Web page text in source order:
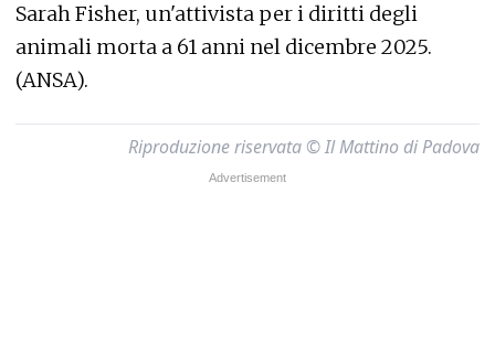
Sarah Fisher, un'attivista per i diritti degli
animali morta a 61 anni nel dicembre 2025.
(ANSA).
Riproduzione riservata © Il Mattino di Padova